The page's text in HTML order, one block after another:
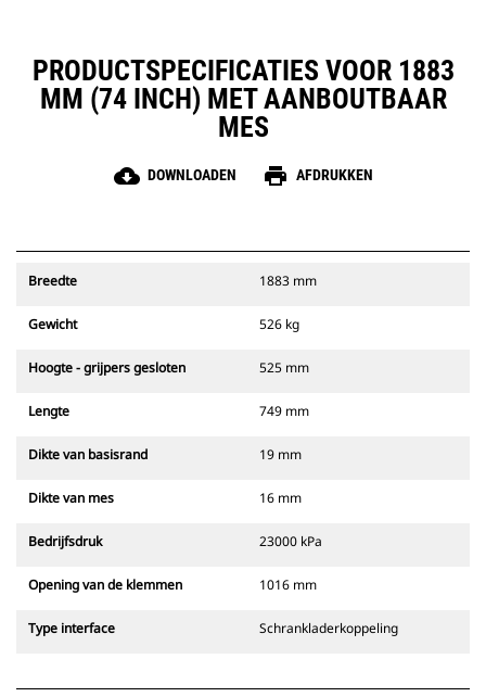
PRODUCTSPECIFICATIES VOOR 1883
MM (74 INCH) MET AANBOUTBAAR
MES
cloud_download DOWNLOADEN print AFDRUKKEN
Breedte 1883 mm
Gewicht 526 kg
Hoogte - grijpers gesloten 525 mm
Lengte 749 mm
Dikte van basisrand 19 mm
Dikte van mes 16 mm
Bedrijfsdruk 23000 kPa
Opening van de klemmen 1016 mm
Type interface Schrankladerkoppeling